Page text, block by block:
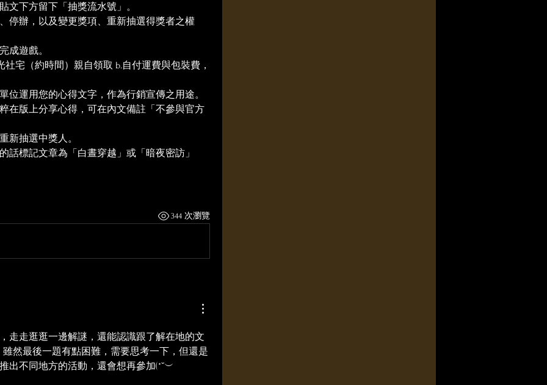
文下方留下「抽獎流水號」。
停辦，以及變更獎項、重新抽選得獎者之權
成遊戲。
宅（約時間）親自領取 b.自付運費與包裝費，
位運用您的心得文字，作為行銷宣傳之用途。
在版上分享心得，可在內文備註「不參與官方
新抽選中獎人。
話標記文章為「白晝穿越」或「暗夜密訪」
344 次瀏覽
走走逛逛一邊解謎，還能認識跟了解在地的文
出不同地方的活動，還會想再參加(*˘︶